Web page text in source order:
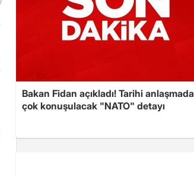
Bakan Fidan açıkladı! Tarihi anlaşmada
çok konuşulacak "NATO" detayı